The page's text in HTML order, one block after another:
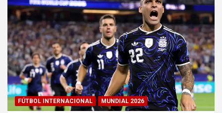
FÚTBOL INTERNACIONAL MUNDIAL 2026